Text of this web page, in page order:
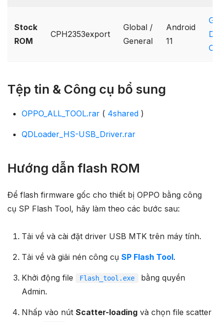
Stock
ROM
CPH2353export
Global /
General
Android
11
Tệp tin & Công cụ bổ sung
OPPO_ALL_TOOL.rar( 4shared)
QDLoader_HS-USB_Driver.rar
Hướng dẫn flash ROM
Để flash firmware gốc cho thiết bị OPPO bằng công
cụ SP Flash Tool, hãy làm theo các bước sau:
Tải về và cài đặt driver USB MTK trên máy tính.
Tải về và giải nén công cụ SP Flash Tool.
Khởi động file Flash_tool.exe
bằng quyền
Admin.
Nhấp vào nút Scatter-loadingvà chọn file scatter